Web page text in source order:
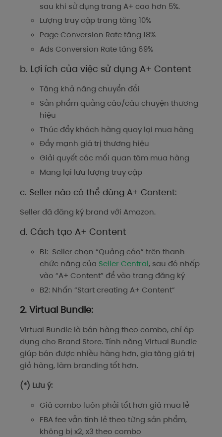
sau khi sử dụng trang A+ cao hơn 5%.
Lượng truy cập trang tăng 10%
Page Conversion Rate tăng 18%
Ads Conversion Rate tăng 69%
b. Lợi ích của việc sử dụng A+ Content
Tăng khả năng chuyển đổi
Sản phẩm quảng cáo/câu chuyện thương
hiệu
Thúc đẩy khách hàng quay lại mua hàng
Đẩy mạnh giá trị thương hiệu
Giải quyết các mối quan tâm mua hàng
Mang lại lưu lượng truy cập
c. Seller nào có thể dùng A+ Content:
Seller đã đăng ký brand với Amazon.
d. Cách tạo A+ Content
B1: Seller chọn “Quảng cáo” trên thanh
chức năng của Seller Central, sau đó nhấp
vào “A+ Content” để vào trang đăng ký
B2: Nhấn “Start creating A+ Content”
2. Virtual Bundle:
Virtual Bundle là bán hàng theo combo, chỉ áp
dụng cho Brand Store. Tính năng Virtual Bundle
giúp bán được nhiều hàng hơn, gia tăng giá trị
giỏ hàng, làm branding tốt hơn.
(*) Lưu ý:
Giá combo luôn phải tốt hơn giá mua lẻ
FBA fee vẫn tính lẻ theo từng sản phẩm,
không bị x2, x3 theo combo